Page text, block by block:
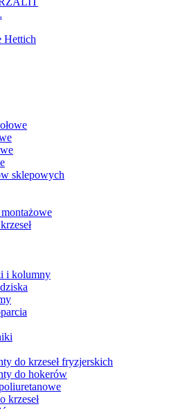
Hettich
sklepowych
i kolumny
do krzeseł fryzjerskich
do hokerów
krzeseł